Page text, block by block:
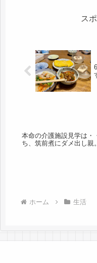
ス
本命の介護施設見学は・
ち、筑前煮にダメ出し親。
ホーム 生活